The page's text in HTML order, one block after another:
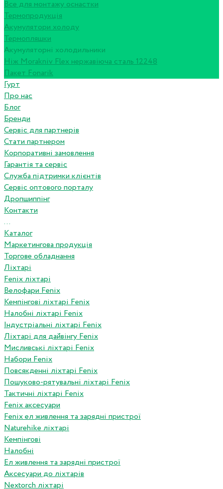
Все для монтажу оснастки
Термопродукція
Акумулятори холоду
Термопляшки
Акумуляторні холодильники
Ніж Morakniv Flex нержавіюча сталь 12248
Пакет Fonarik
Гурт
Про нас
Блог
Бренди
Сервіс для партнерів
Стати партнером
Корпоративні замовлення
Гарантія та сервіс
Служба підтримки клієнтів
Сервіс оптового порталу
Дропшиппінг
Контакти
...
Каталог
Маркетингова продукція
Торгове обладнання
Ліхтарі
Fenix ліхтарі
Велофари Fenix
Кемпінгові ліхтарі Fenix
Налобні ліхтарі Fenix
Індустріальні ліхтарі Fenix
Ліхтарі для дайвінгу Fenix
Мисливські ліхтарі Fenix
Набори Fenix
Повсякденні ліхтарі Fenix
Пошуково-рятувальні ліхтарі Fenix
Тактичні ліхтарі Fenix
Fenix аксесуари
Fenix ел живлення та зарядні пристрої
Naturehike ліхтарі
Кемпінгові
Налобні
Ел живлення та зарядні пристрої
Аксесуари до ліхтарів
Nextorch ліхтарі